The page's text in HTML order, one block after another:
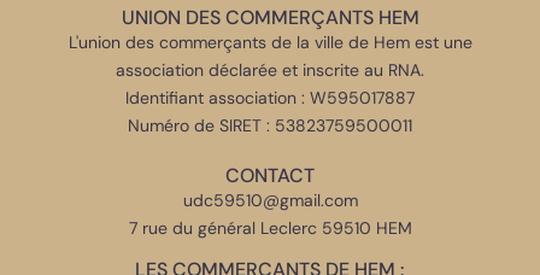
UNION DES COMMERÇANTS HEM
L'union des commerçants de la ville de Hem est une
association déclarée et inscrite au RNA.
Identifiant association : W595017887
Numéro de SIRET : 53823759500011
CONTACT
udc59510@gmail.com
7 rue du général Leclerc 59510 HEM
LES COMMERÇANTS DE HEM :